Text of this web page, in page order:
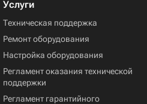
Услуги
Техническая поддержка
Ремонт оборудования
Настройка оборудования
Регламент оказания технической
поддержки
Регламент гарантийного